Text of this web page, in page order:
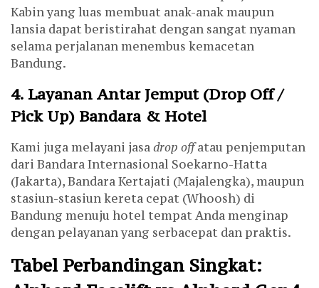
Kabin yang luas membuat anak-anak maupun
lansia dapat beristirahat dengan sangat nyaman
selama perjalanan menembus kemacetan
Bandung.
4. Layanan Antar Jemput (Drop Off /
Pick Up) Bandara & Hotel
Kami juga melayani jasadrop offatau penjemputan
dari Bandara Internasional Soekarno-Hatta
(Jakarta), Bandara Kertajati (Majalengka), maupun
stasiun-stasiun kereta cepat (Whoosh) di
Bandung menuju hotel tempat Anda menginap
dengan pelayanan yang serbacepat dan praktis.
Tabel Perbandingan Singkat: